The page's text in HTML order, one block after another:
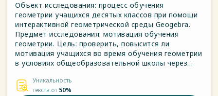
Объект исследования: процесс обучения
геометрии учащихся десятых классов при помощи
интерактивной геометрической среды Geogebra.
Предмет исследования: мотивация обучения
геометрии. Цель: проверить, повысится ли
мотивация учащихся во время обучения геометрии
в условиях общеобразовательной школы через
геометрической среды Geogebra и убедиться в
этом на экспериментальном уровне.
Уникальность
текста от 50%